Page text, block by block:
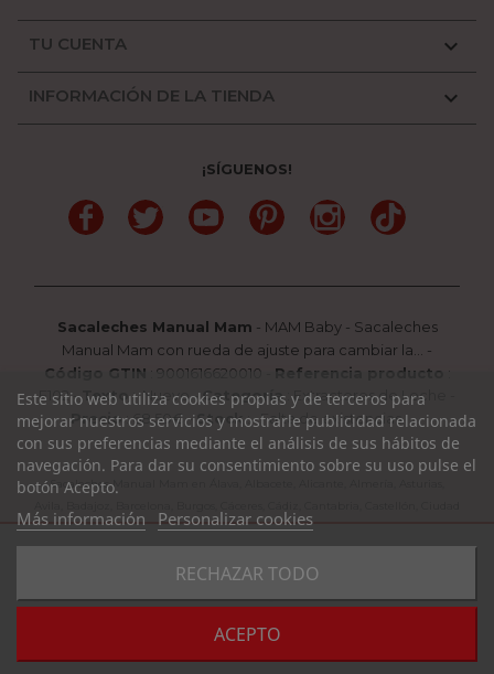
COMPRAR favorite_border
TU CUENTA 
INFORMACIÓN DE LA TIENDA 
¡SÍGUENOS!
FacebookTwitter YouTube PinterestInstagramTikTok
Sacaleches Manual Mam - MAM Baby- Sacaleches
Manual Mam con rueda de ajuste para cambiar la...
-
Código GTIN : 9001616620010 - Referencia producto :
E102-Texto:Nuevo-Categoría:Extractores de Leche
Precio:68.50€ -Stock: Falta de existencias
Este sitio web utiliza cookies propias y de terceros para
mejorar nuestros servicios y mostrarle publicidad relacionada
con sus preferencias mediante el análisis de sus hábitos de
navegación. Para dar su consentimiento sobre su uso pulse el
botón Acepto.
Más información Personalizar cookies
RECHAZAR TODO
ACEPTO
Sacaleches Manual Mam en Álava, Albacete, Alicante, Almería, Asturias,
Real, Córdoba, La Coruña, La Rioja, Cuenca, Girona, Granada, Guadalajara,
Guipuzcoa, Huelva, Huesca, Jaen, León, Lleida, Lugo, Madrid, Málaga, Murcia,
Navarra, Orense, Palencia, Pontevedra, Rioja, Salamanca, Segovia, Sevilla,